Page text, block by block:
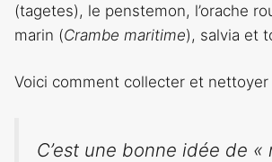
(tagetes), le penstemon, l’orache
marin (Crambe maritime), salvia et
Voici comment collecter et nettoyer
C’est une bonne idée de «